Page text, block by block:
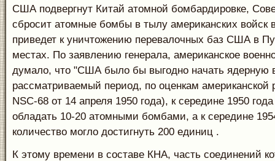
США подвергнут Китай атомной бомбардировке,
сбросит атомные бомбы в тылу американских войск
приведет к уничтожению перевалочных баз США в
местах. По заявлению генерала, американское
думало, что "США было бы выгодно начать ядерную
рассматриваемый период, по оценкам американской
NSC-68 от 14 апреля 1950 года), к середине 1950
обладать 10-20 атомными бомбами, а к середине
количество могло достигнуть 200 единиц .
К этому времени в составе КНА, часть соединений